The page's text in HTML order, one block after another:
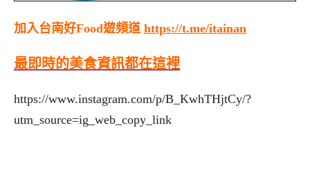
加入台南好Food遊頻道 https://t.me/itainan
最即時的美食資訊都在這裡
https://www.instagram.com/p/B_KwhTHjtCy/?
utm_source=ig_web_copy_link